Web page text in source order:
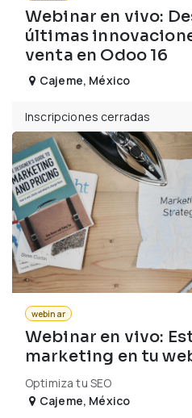
Webinar en vivo:
últimas
venta en Odoo 16
Cajeme, México
Inscripciones cerradas
webinar
Webinar en vivo:
marketing en tu
Optimiza tu SEO
Cajeme, México